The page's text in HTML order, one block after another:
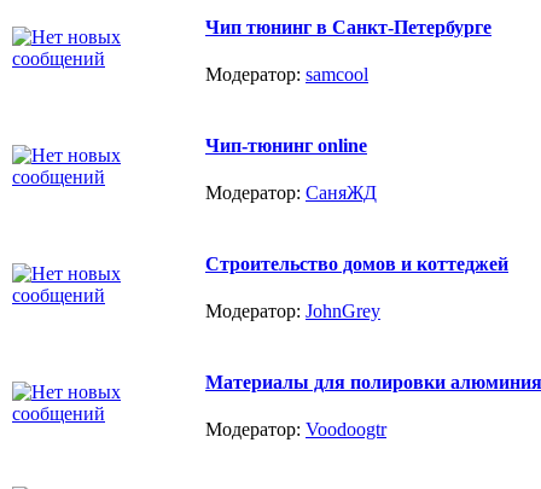
Чип тюнинг в Санкт-Петербурге
Модератор: samcool
Чип-тюнинг online
Модератор: СаняЖД
Строительство домов и коттеджей
Модератор: JohnGrey
Материалы для полировки
Модератор: Voodoogtr